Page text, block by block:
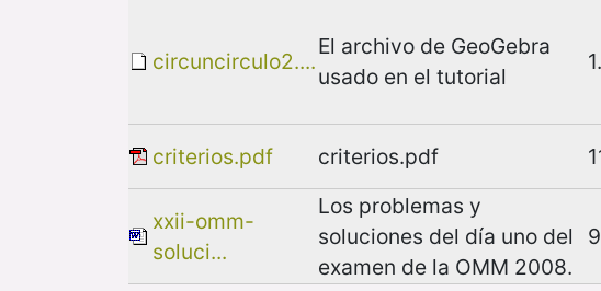
circuncirculo2....
El archivo de GeoGebra
usado en el tutorial
criterios.pdf
criterios.pdf
xxii-omm-
soluci...
Los problemas y
soluciones del día uno del
examen de la OMM 2008.